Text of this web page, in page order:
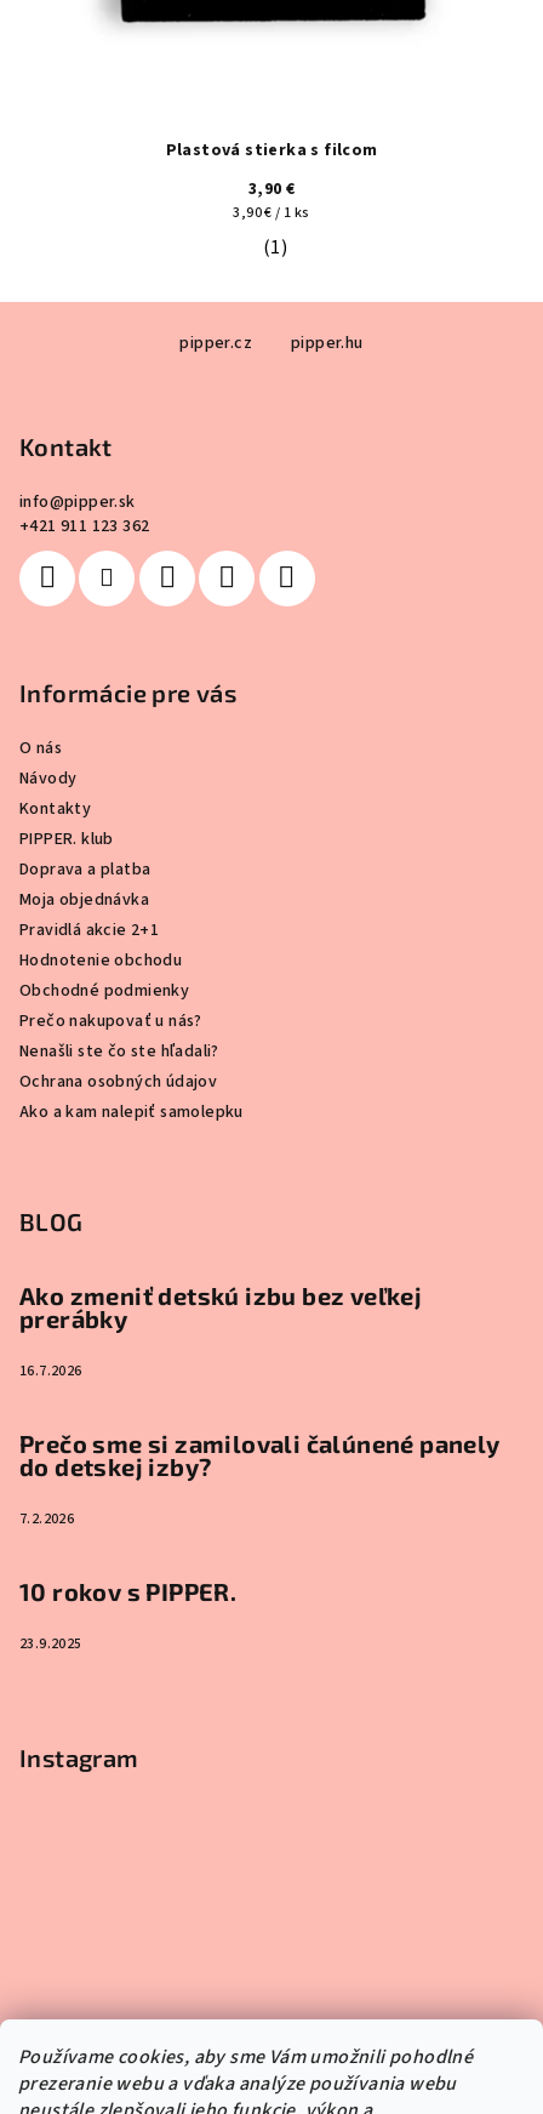
Používame cookies, aby sme Vám umožnili pohodlné
prezeranie webu a vďaka analýze používania webu
Plastová stierka s filcom
3,90 €
Jednotková
cena:
3,90 € / 1 ks
Priemerné hodnotenie produktu
(1)
pipper.cz pipper.hu
Kontakt
info@pipper.sk
+421 911 123 362
Informácie pre vás
O nás
Návody
Kontakty
PIPPER. klub
Doprava a platba
Moja objednávka
Pravidlá akcie 2+1
Hodnotenie obchodu
Obchodné podmienky
Prečo nakupovať u nás?
Nenašli ste čo ste hľadali?
Ochrana osobných údajov
Ako a kam nalepiť samolepku
BLOG
Ako zmeniť detskú izbu bez veľkej
prerábky
16.7.2026
Prečo sme si zamilovali čalúnené panely
do detskej izby?
7.2.2026
10 rokov s PIPPER.
23.9.2025
Instagram